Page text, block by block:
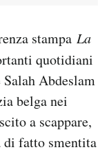
stampa La
quotidiani
Abdeslam
belga nei
a scappare,
fatto smentita